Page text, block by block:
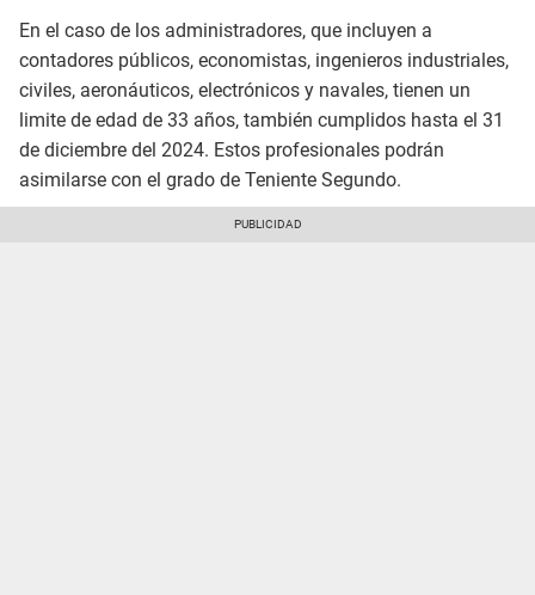
En el caso de los administradores, que incluyen a
contadores públicos, economistas, ingenieros industriales,
civiles, aeronáuticos, electrónicos y navales, tienen un
limite de edad de 33 años, también cumplidos hasta el 31
de diciembre del 2024. Estos profesionales podrán
asimilarse con el grado de Teniente Segundo.